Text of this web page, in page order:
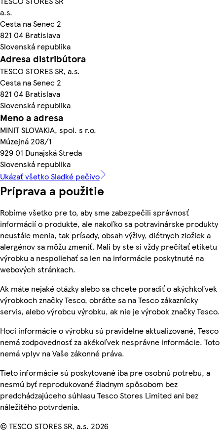
a.s.
Cesta na Senec 2
821 04 Bratislava
Slovenská republika
Adresa distribútora
TESCO STORES SR, a.s.
Cesta na Senec 2
821 04 Bratislava
Slovenská republika
Meno a adresa
MINIT SLOVAKIA, spol. s r.o.
Múzejná 208/1
929 01 Dunajská Streda
Slovenská republika
Ukázať všetko Sladké pečivo
Príprava a použitie
Robíme všetko pre to, aby sme zabezpečili správnosť
informácií o produkte, ale nakoľko sa potravinárske produkty
neustále menia, tak prísady, obsah výživy, diétnych zložiek a
alergénov sa môžu zmeniť. Mali by ste si vždy prečítať etiketu
výrobku a nespoliehať sa len na informácie poskytnuté na
webových stránkach.
Ak máte nejaké otázky alebo sa chcete poradiť o akýchkoľvek
výrobkoch značky Tesco, obráťte sa na Tesco zákaznícky
servis, alebo výrobcu výrobku, ak nie je výrobok značky Tesco.
Hoci informácie o výrobku sú pravidelne aktualizované, Tesco
nemá zodpovednosť za akékoľvek nesprávne informácie. Toto
nemá vplyv na Vaše zákonné práva.
Tieto informácie sú poskytované iba pre osobnú potrebu, a
nesmú byť reprodukované žiadnym spôsobom bez
predchádzajúceho súhlasu Tesco Stores Limited ani bez
náležitého potvrdenia.
© TESCO STORES SR, a.s. 2026